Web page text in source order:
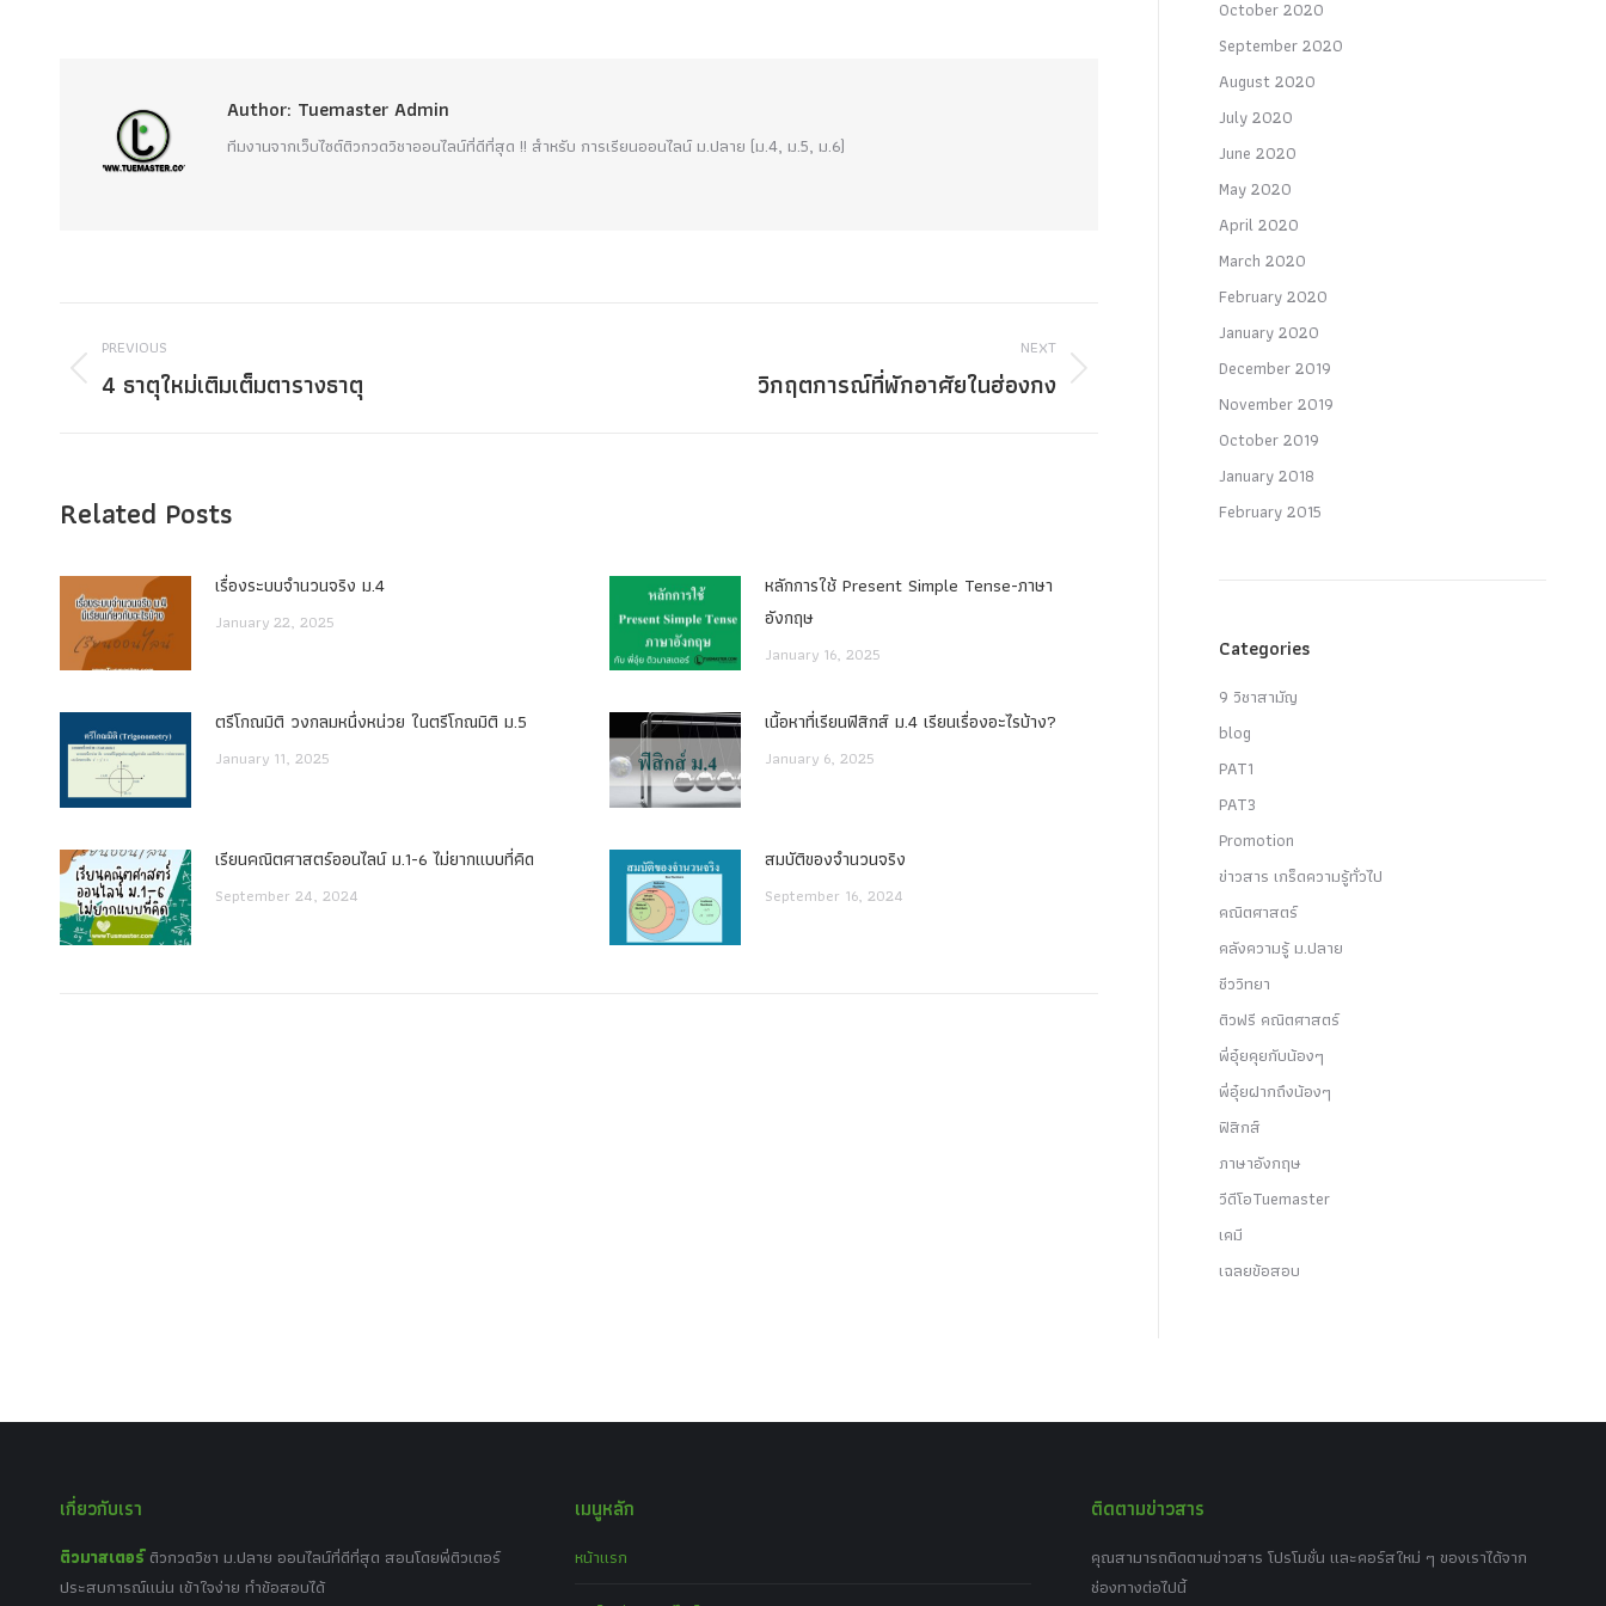
Author: Tuemaster Admin
ทีมงานจากเว็บไซต์ติวกวดวิชาออนไลน์ที่ดีที่สุด !! สำหรับ การเรียนออนไลน์ ม.ปลาย (ม.4, ม.5, ม.6)
Post
navigation
PREVIOUS
Previous
4 ธาตุใหม่เติมเต็มตารางธาตุ
NEXT
วิกฤตการณ์ที่พักอาศัยในฮ่องกง
Related Posts
เรื่องระบบจํานวนจริง ม.4
January 22, 2025
หลักการใช้ Present Simple Tense-ภาษา
อังกฤษ
January 16, 2025
ตรีโกณมิติ วงกลมหนึ่งหน่วย ในตรีโกณมิติ ม.5
January 11, 2025
เนื้อหาที่เรียนฟิสิกส์ ม.4 เรียนเรื่องอะไรบ้าง?
January 6, 2025
เรียนคณิตศาสตร์ออนไลน์ ม.1-6 ไม่ยากแบบที่คิด
September 24, 2024
สมบัติของจำนวนจริง
September 16, 2024
October 2020
September 2020
August 2020
July 2020
June 2020
May 2020
April 2020
March 2020
February 2020
January 2020
December 2019
November 2019
October 2019
January 2018
February 2015
Categories
9 วิชาสามัญ
blog
PAT1
PAT3
Promotion
ข่าวสาร เกร็ดความรู้ทั่วไป
คณิตศาสตร์
คลังความรู้ ม.ปลาย
ชีววิทยา
ติวฟรี คณิตศาสตร์
พี่อุ๋ยคุยกับน้องๆ
พี่อุ๋ยฝากถึงน้องๆ
ฟิสิกส์
ภาษาอังกฤษ
วีดีโอTuemaster
เคมี
เฉลยข้อสอบ
เกี่ยวกับเรา
ติวมาสเตอร์ ติวกวดวิชา ม.ปลาย ออนไลน์ที่ดีที่สุด สอนโดยพี่ติวเตอร์
ประสบการณ์แน่น เข้าใจง่าย ทำข้อสอบได้
เมนูหลัก
หน้าแรก
ติดตามข่าวสาร
คุณสามารถติดตามข่าวสาร โปรโมชั่น และคอร์สใหม่ ๆ ของเราได้จาก
ช่องทางต่อไปนี้